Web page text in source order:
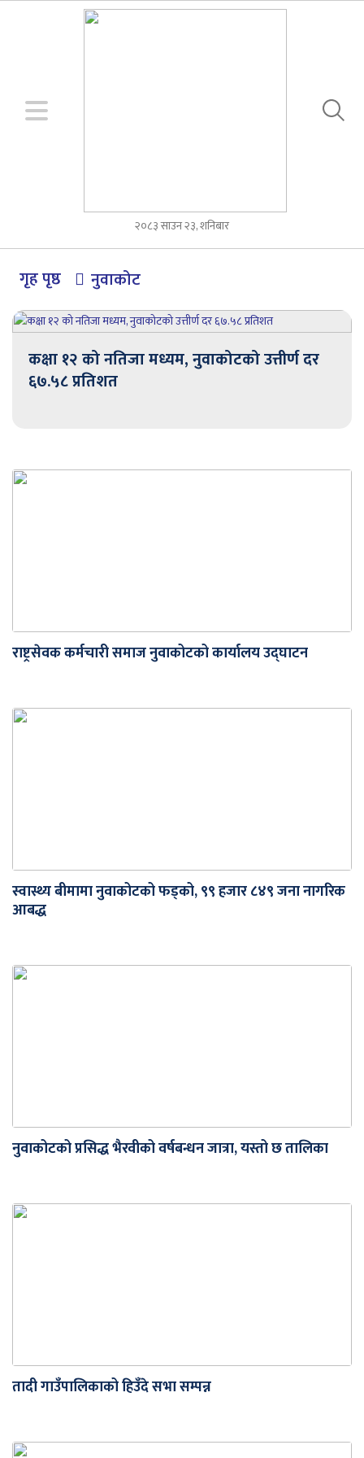
२०८३ साउन २३, शनिबार
गृह पृष्ठ नुवाकोट
कक्षा १२ को नतिजा मध्यम, नुवाकोटको उत्तीर्ण दर
६७.५८ प्रतिशत
राष्ट्रसेवक कर्मचारी समाज नुवाकोटको कार्यालय उद्घाटन
स्वास्थ्य बीमामा नुवाकोटको फड्को, ९९ हजार ८४९ जना नागरिक
आबद्ध
नुवाकोटको प्रसिद्ध भैरवीको वर्षबन्धन जात्रा, यस्तो छ तालिका
तादी गाउँपालिकाको हिउँदे सभा सम्पन्न